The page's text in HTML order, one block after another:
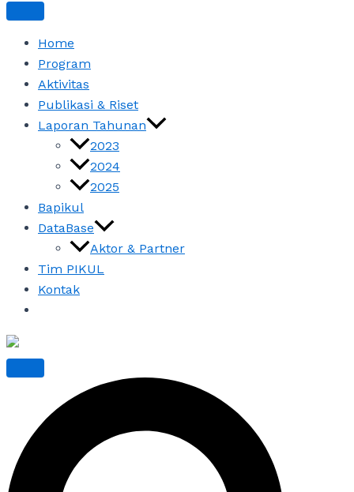
Home
Program
Aktivitas
Publikasi & Riset
Laporan Tahunan
2023
2024
2025
Bapikul
DataBase
Aktor & Partner
Tim PIKUL
Kontak